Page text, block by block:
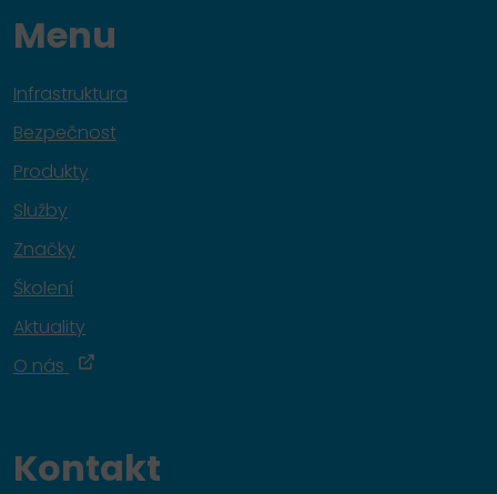
Menu
Infrastruktura
Bezpečnost
Produkty
Služby
Značky
Školení
Aktuality
O nás
Kontakt